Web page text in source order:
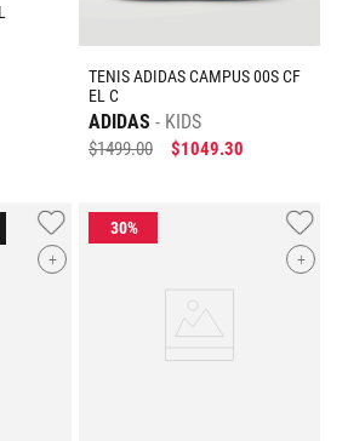
TENIS ADIDAS CAMPUS 00S CF
EL C
ADIDAS KIDS
$1499.00 $1049.30
+ +